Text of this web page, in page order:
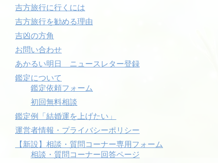
吉方旅行に行くには
吉方旅行を勧める理由
吉凶の方角
お問い合わせ
あかるい明日 ニュースレター登録
鑑定について
鑑定依頼フォーム
初回無料相談
鑑定例「結婚運を上げたい」
運営者情報・プライバシーポリシー
【新設】相談・質問コーナー専用フォーム
相談・質問コーナー回答ページ